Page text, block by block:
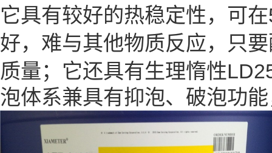
它具有较好的热稳定性，可
好，难与其他物质反应，只
质量；它还具有生理惰性
泡体系兼具有抑泡、破泡功